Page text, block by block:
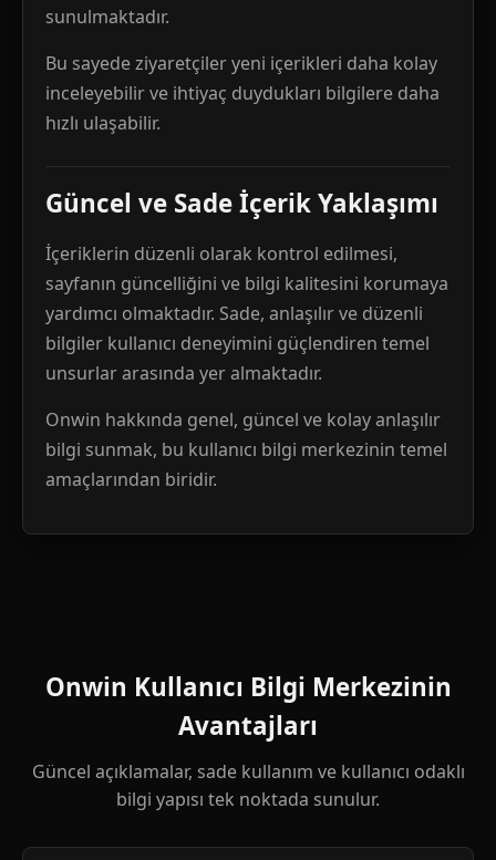
sunulmaktadır.
Bu sayede ziyaretçiler yeni içerikleri daha kolay
inceleyebilir ve ihtiyaç duydukları bilgilere daha
hızlı ulaşabilir.
Güncel ve Sade İçerik Yaklaşımı
İçeriklerin düzenli olarak kontrol edilmesi,
sayfanın güncelliğini ve bilgi kalitesini korumaya
yardımcı olmaktadır. Sade, anlaşılır ve düzenli
bilgiler kullanıcı deneyimini güçlendiren temel
unsurlar arasında yer almaktadır.
Onwin hakkında genel, güncel ve kolay anlaşılır
bilgi sunmak, bu kullanıcı bilgi merkezinin temel
amaçlarından biridir.
Onwin Kullanıcı Bilgi Merkezinin
Avantajları
Güncel açıklamalar, sade kullanım ve kullanıcı odaklı
bilgi yapısı tek noktada sunulur.